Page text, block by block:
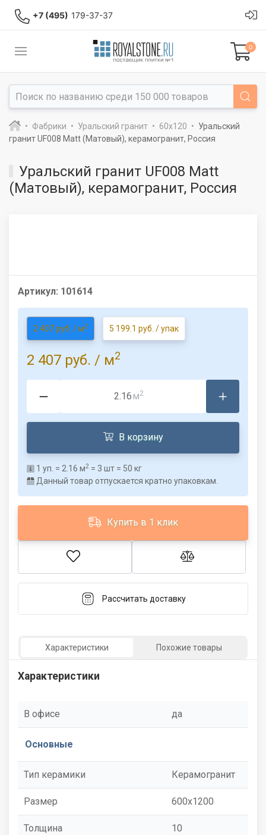
+7 (495) 179-37-37
0
Фабрики Уральский гранит 60x120
Уральский
гранит UF008 Matt (Матовый), керамогранит, Россия
Уральский гранит UF008 Matt
(Матовый), керамогранит, Россия
Артикул: 101614
2 407 руб. / м2 5 199.1 руб. / упак
2 407 руб. / м2
м2
В корзину
1 уп. = 2.16 м2 = 3 шт = 50 кг
Данный товар отпускается кратно упаковкам.
Купить в 1 клик
Рассчитать доставку
Характеристики Похожие товары
Характеристики
В офисе да
Основные
Тип керамики Керамогранит
Размер 600x1200
Толщина 10